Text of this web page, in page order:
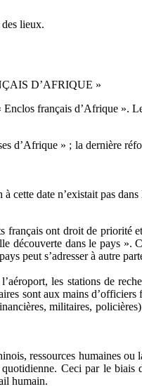
des lieux.
D’AFRIQUE »
français d’Afrique ».
d’Afrique » ; la dernière
date n’existait pas
français ont droit de
dans le pays ».
peut s’adresser à autre
les stations de
sont aux mains
militaires,
ressources humaines
Ceci par le
humain.